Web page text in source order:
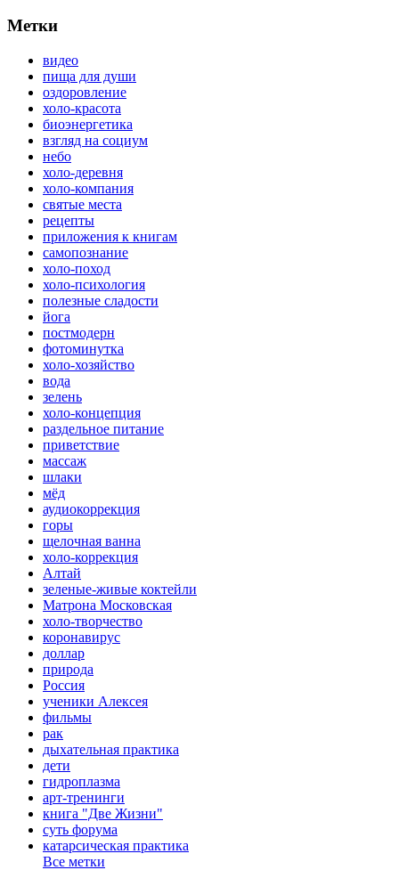
Метки
видео
пища для души
оздоровление
холо-красота
биоэнергетика
взгляд на социум
небо
холо-деревня
холо-компания
святые места
рецепты
приложения к книгам
самопознание
холо-поход
холо-психология
полезные сладости
йога
постмодерн
фотоминутка
холо-хозяйство
вода
зелень
холо-концепция
раздельное питание
приветствие
массаж
шлаки
мёд
аудиокоррекция
горы
щелочная ванна
холо-коррекция
Алтай
зеленые-живые коктейли
Матрона Московская
холо-творчество
коронавирус
доллар
природа
Россия
ученики Алексея
фильмы
рак
дыхательная практика
дети
гидроплазма
арт-тренинги
книга "Две Жизни"
суть форума
катарсическая практика
Все метки